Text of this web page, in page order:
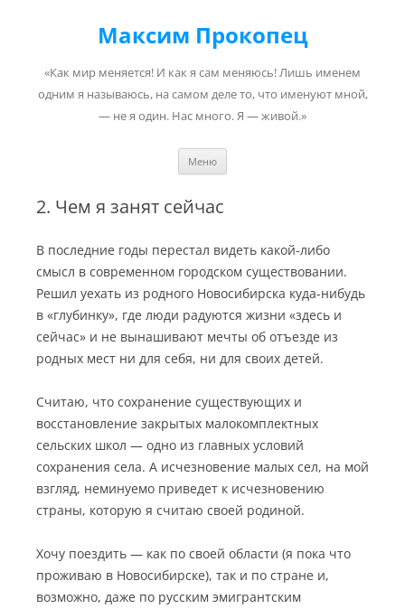
Максим Прокопец
«Как мир меняется! И как я сам меняюсь! Лишь именем
одним я называюсь, на самом деле то, что именуют мной,
— не я один. Нас много. Я — живой.»
Меню
2. Чем я занят сейчас
В последние годы перестал видеть какой-либо
смысл в современном городском существовании.
Решил уехать из родного Новосибирска куда-нибудь
в «глубинку», где люди радуются жизни «здесь и
сейчас» и не вынашивают мечты об отъезде из
родных мест ни для себя, ни для своих детей.
Считаю, что сохранение существующих и
восстановление закрытых малокомплектных
сельских школ — одно из главных условий
сохранения села. А исчезновение малых сел, на мой
взгляд, неминуемо приведет к исчезновению
страны, которую я считаю своей родиной.
Хочу поездить — как по своей области (я пока что
проживаю в Новосибирске), так и по стране и,
возможно, даже по русским эмигрантским